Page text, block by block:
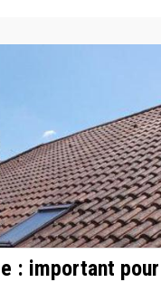
: important